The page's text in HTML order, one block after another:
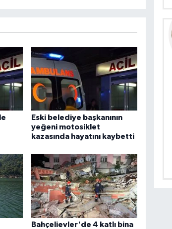
Eski belediye başkanının
yeğeni motosiklet
kazasında hayatını kaybetti
Bahçelievler'de 4 katlı bina